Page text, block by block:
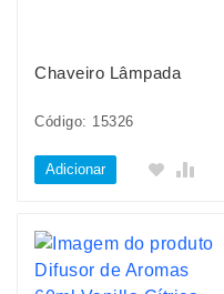
Chaveiro Lâmpada
Código: 15326
Adicionar